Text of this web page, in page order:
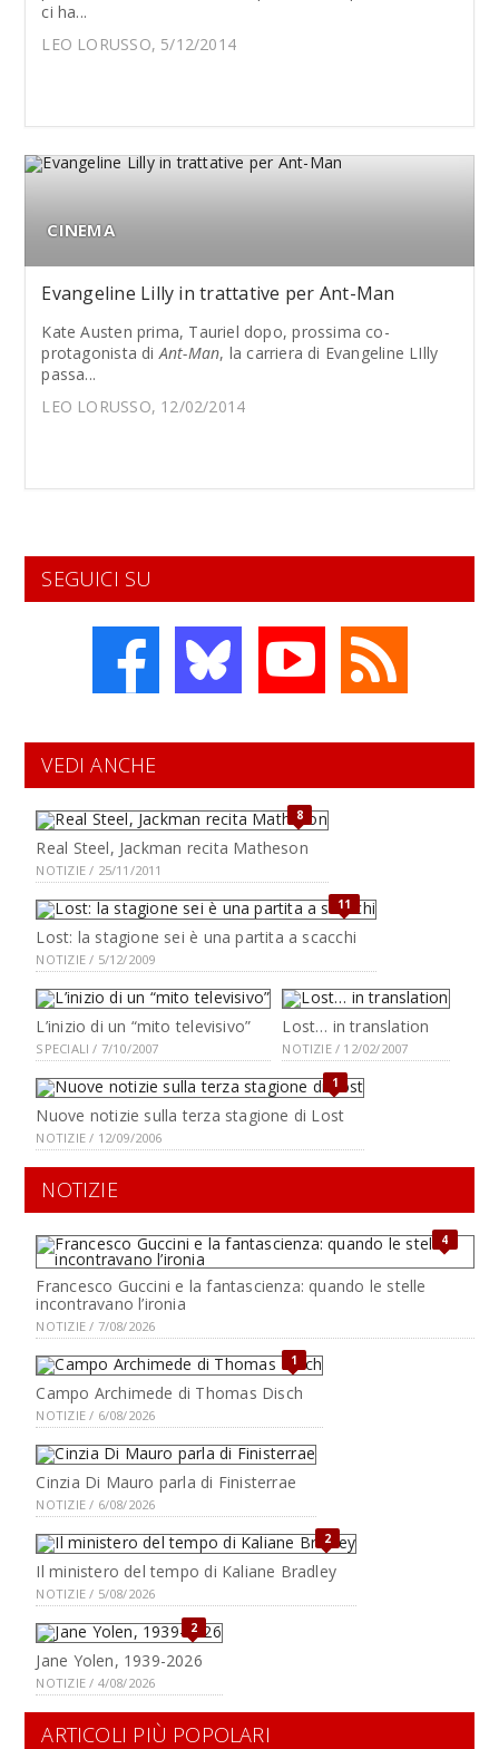
ci ha...
LEO LORUSSO, 5/12/2014
CINEMA
Evangeline Lilly in trattative per Ant-Man
Kate Austen prima, Tauriel dopo, prossima co-
protagonista diAnt-Man, la carriera di Evangeline LIlly
passa...
LEO LORUSSO, 12/02/2014
SEGUICI SU
VEDI ANCHE
8
Real Steel, Jackman recita Matheson
NOTIZIE / 25/11/2011
11
Lost: la stagione sei è una partita a scacchi
NOTIZIE / 5/12/2009
L’inizio di un “mito televisivo”
SPECIALI / 7/10/2007
Lost… in translation
NOTIZIE / 12/02/2007
1
Nuove notizie sulla terza stagione di Lost
NOTIZIE / 12/09/2006
NOTIZIE
4
Francesco Guccini e la fantascienza: quando le stelle
incontravano l’ironia
NOTIZIE / 7/08/2026
1
Campo Archimede di Thomas Disch
NOTIZIE / 6/08/2026
Cinzia Di Mauro parla di Finisterrae
NOTIZIE / 6/08/2026
2
Il ministero del tempo di Kaliane Bradley
NOTIZIE / 5/08/2026
2
Jane Yolen, 1939-2026
NOTIZIE / 4/08/2026
ARTICOLI PIÙ POPOLARI